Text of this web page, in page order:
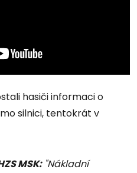
hasiči informaci o
silnici, tentokrát v
MSK:"Nákladní